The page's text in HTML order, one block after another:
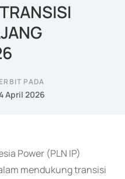
PADA
April 2026
Power (PLN IP)
mendukung transisi